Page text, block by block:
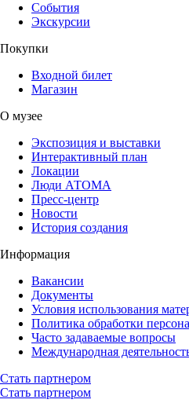
События
Экскурсии
Покупки
Входной билет
Магазин
О музее
Экспозиция и выставки
Интерактивный план
Локации
Люди АТОМА
Пресс-центр
Новости
История создания
Информация
Вакансии
Документы
Условия использования
Политика обработки
Часто задаваемые вопросы
Международная
Стать партнером
Стать партнером